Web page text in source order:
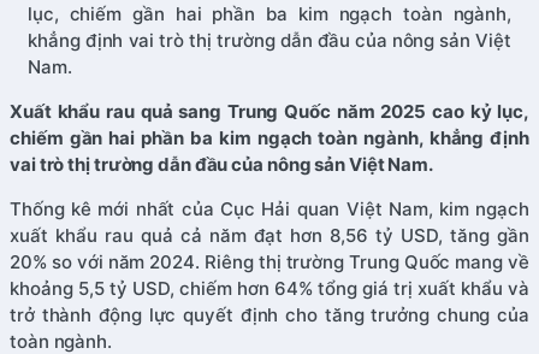
lục, chiếm gần hai phần ba kim ngạch toàn ngành,
khẳng định vai trò thị trường dẫn đầu của nông sản Việt
Nam.
Xuất khẩu rau quả sang Trung Quốc năm 2025 cao kỷ lục,
chiếm gần hai phần ba kim ngạch toàn ngành, khẳng định
vai trò thị trường dẫn đầu của nông sản Việt Nam.
Thống kê mới nhất của Cục Hải quan Việt Nam, kim ngạch
xuất khẩu rau quả cả năm đạt hơn 8,56 tỷ USD, tăng gần
20% so với năm 2024. Riêng thị trường Trung Quốc mang về
khoảng 5,5 tỷ USD, chiếm hơn 64% tổng giá trị xuất khẩu và
trở thành động lực quyết định cho tăng trưởng chung của
toàn ngành.